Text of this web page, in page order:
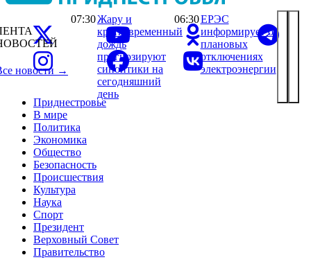
Приднестровье
В мире
Политика
Экономика
Общество
Безопасность
Происшествия
Культура
Наука
Спорт
Президент
Верховный Совет
Правительство
новости →
07:30Жару и
кратковременный
дождь
прогнозируют
синоптики на
сегодняшний
день
06:30ЕРЭС
информирует о
плановых
отключениях
электроэнергии